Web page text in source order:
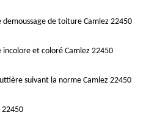
de toiture Camlez 22450
et coloré Camlez 22450
suivant la norme Camlez 22450
22450